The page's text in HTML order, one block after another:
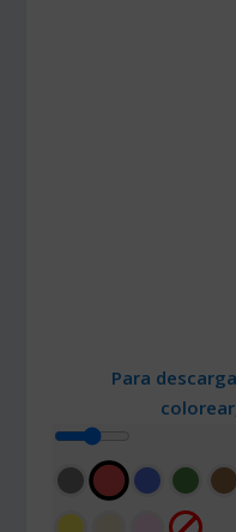
Para